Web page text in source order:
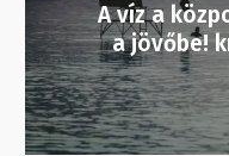
A víz a
a jövőbe!